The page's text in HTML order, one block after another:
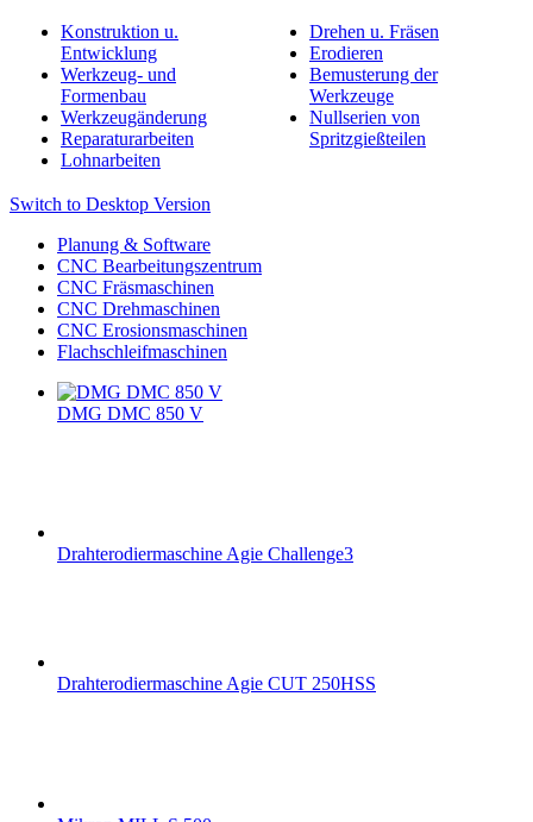
Konstruktion u.
Entwicklung
Werkzeug- und
Formenbau
Werkzeugänderung
Reparaturarbeiten
Lohnarbeiten
Drehen u. Fräsen
Erodieren
Bemusterung der
Werkzeuge
Nullserien von
Spritzgießteilen
Switch to Desktop Version
Planung & Software
CNC Bearbeitungszentrum
CNC Fräsmaschinen
CNC Drehmaschinen
CNC Erosionsmaschinen
Flachschleifmaschinen
DMG DMC 850 V
Drahterodiermaschine Agie Challenge3
Drahterodiermaschine Agie CUT 250HSS